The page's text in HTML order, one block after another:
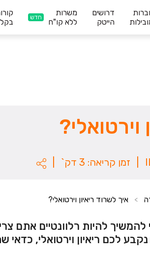
דרושים
הייטק
משרות
ללא קו"ח
חדש
וירטואלי?
זמן קריאה: 3 דק`
> איך לשרוד ריאיון וירטואלי?
להיות רלוונטיים אתם